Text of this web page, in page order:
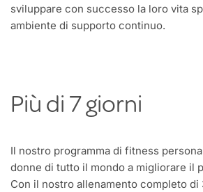
sviluppare con successo la loro vita
ambiente di supporto continuo.
Più di 7 giorni
Il nostro programma di fitness
donne di tutto il mondo a migliorare il
Con il nostro allenamento completo